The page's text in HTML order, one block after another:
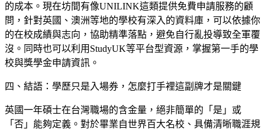
的成本。現在坊間有像UNILINK這類提供免費申請服務的顧
問，針對英國、澳洲等地的學校有深入的資料庫，可以依據你
的在校成績與志向，協助精準落點，避免自行亂投導致全軍覆
沒。同時也可以利用StudyUK等平台型資源，掌握第一手的學
校與獎學金申請資訊。
四、結語：學歷只是入場券，怎麼打手裡這副牌才是關鍵
英國一年碩士在台灣職場的含金量，絕非簡單的「是」或
「否」能夠定義。對於畢業自世界百大名校、具備清晰職涯規